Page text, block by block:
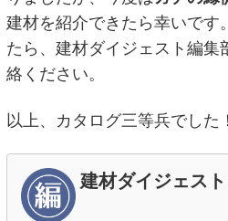
建材を紹介できたら幸いです
たら、建材ダイジェスト編集
絡ください。
以上、カタログ三等兵でした！
建材ダイジェス